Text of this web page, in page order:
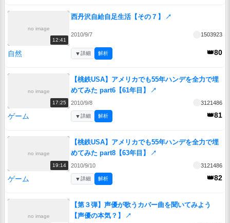
no image
12:41
西丹沢自給自足生活【その７】 ↗
2010/9/7 1503923
自然 👑80
▼詳細 解析
no image
17:25
【桃鉄USA】アメリカでも55年ハンデを全力で埋
めてみた part6【61年目】
↗
2010/9/8 3121486
ゲーム 👑81
▼詳細 解析
no image
19:14
【桃鉄USA】アメリカでも55年ハンデを全力で埋
めてみた part8【63年目】
↗
2010/9/10 3121486
ゲーム 👑82
▼詳細 解析
no image
【第３弾】声優が歌うカバー曲を聞いてみよう
【声優の本気？】
↗